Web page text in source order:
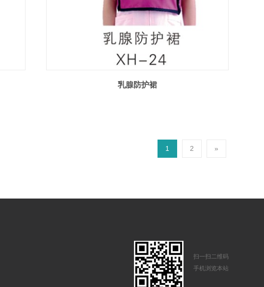
乳腺防护裙
1 2 »
扫一扫二维码
手机浏览本站